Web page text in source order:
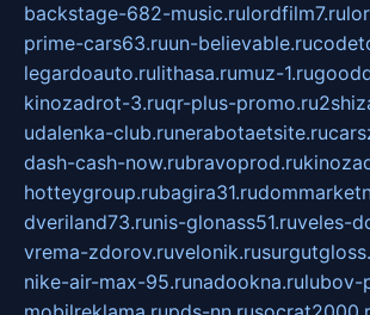
backstage-682-music.rulordfilm7.ru
prime-cars63.ruun-believable.ru
legardoauto.rulithasa.rumuz-1.ru
kinozadrot-3.ruqr-plus-promo.ru
udalenka-club.runerabotaetsite.ru
dash-cash-now.rubravoprod.ru
hotteygroup.rubagira31.ru
dveriland73.runis-glonass51.ruveles-
vrema-zdorov.ruvelonik.ru
nike-air-max-95.runadookna.rulubov-